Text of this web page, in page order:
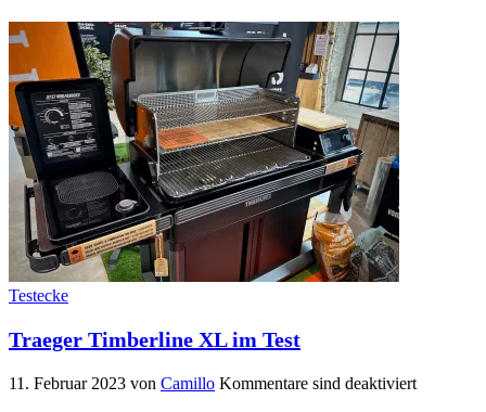
Testecke
Traeger Timberline XL im Test
11. Februar 2023 von Camillo Kommentare sind deaktiviert